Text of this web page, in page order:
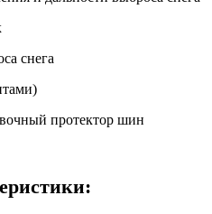
снега
протектор шин